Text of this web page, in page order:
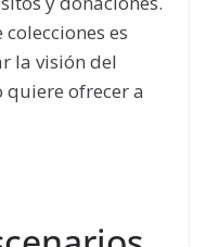
es
la visión del
quiere ofrecer a